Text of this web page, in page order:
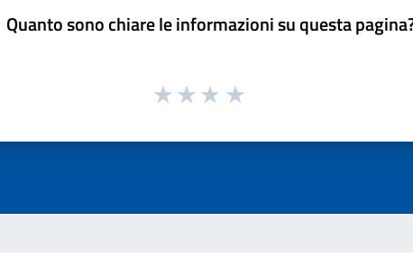
Quanto sono chiare le informazioni su questa